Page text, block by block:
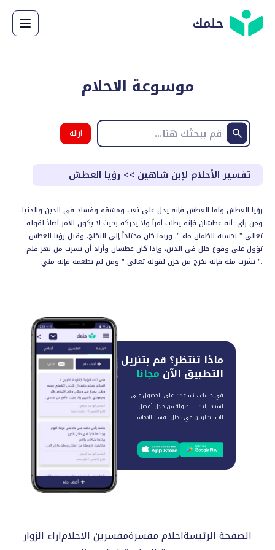
حلمك
موسوعة الاحلام
ازالة
البحث
تفسير الأحلام لإبن شاهين >> رؤيا العطش
رؤيا العطش وأما العطش فإنه يدل على تعب ومشقة وفساد في الدين والدنيا.
ومن رأى: أنه عطشان فإنه يطلب أمراً ولا يدركه بحيث لا يكون الأمر أصلاً لقوله
تعالى " يحسبه الظمآن ماء ". وربما كان محتاجاً إلى النكاح. وقيل رؤيا العطش
تؤول على وقوع خلل في الدين، وإذا كان عطشان وأراد أن يشرب من نهر فلم
يشرب منه فإنه يخرج من حزن لقوله تعالى " ومن لم يطعمه فإنه مني ".
ماذا تنتظر؟ قم بتنزيل
التطبيق الآن مجانا
في حلمك ، نساعدك على الحصول على
استشاراتك بسهولة من خلال أفضل
الاستشاريين في مجال تفسير الاحلام
الصفحة الرئيسةاحلام مفسرةمفسرين الاحلاماراء الزوار